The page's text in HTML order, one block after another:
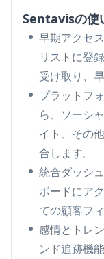
1つの集中し
AI駆動の感
顧客フィー
す。
トレンド追
クの新たな
ます。
実行可能な洞
ビジネス運
け取ります。
直接応答機
ューやソー
す。
Sentavisの使
早期アクセ
リストに登
受け取り、
プラットフ
ら、ソーシ
イト、その
合します。
統合ダッシ
ボードにア
ての顧客フ
感情とトレ
ンド追跡機